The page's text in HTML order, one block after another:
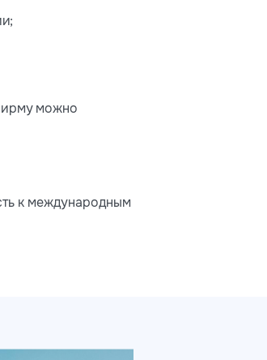
можно
к международным